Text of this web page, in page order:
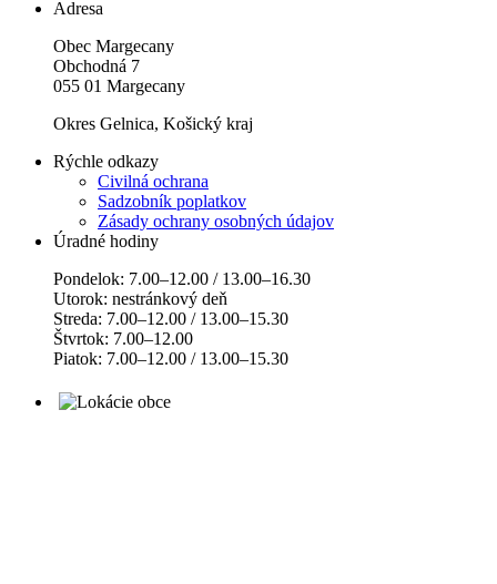
Adresa
Obec Margecany
Obchodná 7
055 01 Margecany
Okres Gelnica, Košický kraj
Rýchle odkazy
Civilná ochrana
Sadzobník poplatkov
Zásady ochrany osobných údajov
Úradné hodiny
Pondelok: 7.00–12.00 / 13.00–16.30
Utorok: nestránkový deň
Streda: 7.00–12.00 / 13.00–15.30
Štvrtok: 7.00–12.00
Piatok: 7.00–12.00 / 13.00–15.30